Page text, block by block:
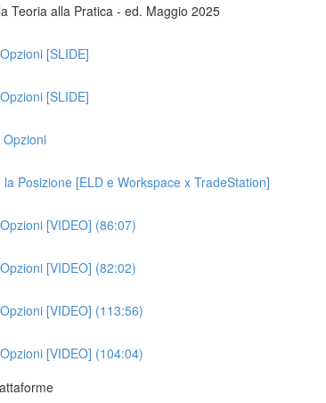
Teoria alla Pratica - ed. Maggio 2025
[SLIDE]
[SLIDE]
Opzioni
Posizione [ELD e Workspace x TradeStation]
[VIDEO] (86:07)
[VIDEO] (82:02)
[VIDEO] (113:56)
[VIDEO] (104:04)